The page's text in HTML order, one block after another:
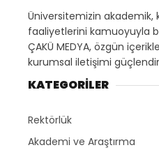
Üniversitemizin akademik,
faaliyetlerini kamuoyuyla
ÇAKÜ MEDYA, özgün
kurumsal iletişimi
KATEGORİLER
Rektörlük
Akademi ve Araştırma